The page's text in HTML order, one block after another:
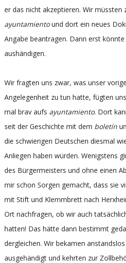
er das nicht akzeptieren. Wir müssten
ayuntamientound dort ein neues
Angabe beantragen. Dann erst
aushändigen.
Wir fragten uns zwar, was unser
Angelegenheit zu tun hatte, fügten
mal brav aufs ayuntamiento. Dort
seit der Geschichte mit dem boletín
die schwierigen Deutschen diesmal
Anliegen haben würden. Wenigstens
des Bürgermeisters und ohne einen
mir schon Sorgen gemacht, dass sie
mit Stift und Klemmbrett nach
Ort nachfragen, ob wir auch
hatten! Das hätte dann bestimmt
dergleichen. Wir bekamen
ausgehändigt und kehrten zur